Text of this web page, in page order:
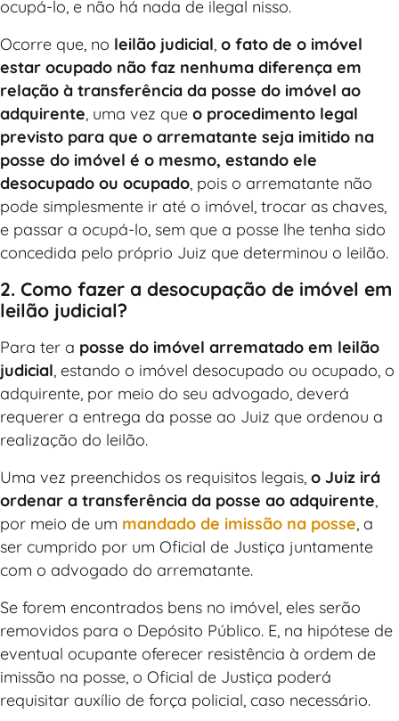
ocupá-lo, e não há nada de ilegal nisso.
Ocorre que, no leilão judicial o fato de o imóvel
estar ocupado não faz nenhuma diferença em
relação à transferência da posse do imóvel ao
adquirente , uma vez que o procedimento legal
previsto para que o arrematante seja imitido na
posse do imóvel é o mesmo, estando ele
desocupado ou ocupado , pois o arrematante não
pode simplesmente ir até o imóvel, trocar as chaves,
e passar a ocupá-lo, sem que a posse lhe tenha sido
concedida pelo próprio Juiz que determinou o leilão.
2. Como fazer a desocupação de imóvel em
leilão judicial?
Para ter a posse do imóvel arrematado em leilão
judicial , estando o imóvel desocupado ou ocupado, o
adquirente, por meio do seu advogado, deverá
requerer a entrega da posse ao Juiz que ordenou a
realização do leilão.
Uma vez preenchidos os requisitos legais, o Juiz irá
ordenar a transferência da posse ao adquirente
por meio de um mandado de imissão na posse , a
ser cumprido por um Oficial de Justiça juntamente
com o advogado do arrematante.
Se forem encontrados bens no imóvel, eles serão
removidos para o Depósito Público. E, na hipótese de
eventual ocupante oferecer resistência à ordem de
imissão na posse, o Oficial de Justiça poderá
requisitar auxílio de força policial, caso necessário.